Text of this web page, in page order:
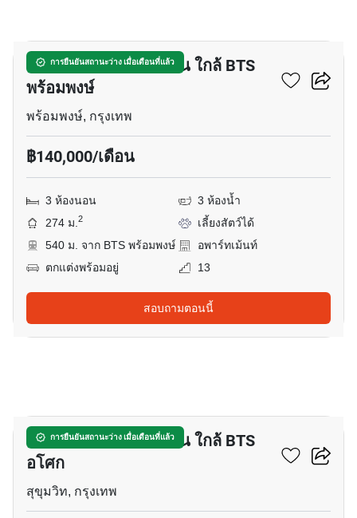
การยืนยันสถานะว่าง เมื่อเดือนที่แล้ว
อพาร์ทเมนต์ 3-ห้องนอน ใกล้ BTS
พร้อมพงษ์
พร้อมพงษ์, กรุงเทพ
฿140,000/เดือน
3 ห้องนอน
3 ห้องน้ำ
274 ม.2
เลี้ยงสัตว์ได้
540 ม. จาก BTS พร้อมพงษ์
อพาร์ทเม้นท์
ตกแต่งพร้อมอยู่
13
สอบถามตอนนี้
การยืนยันสถานะว่าง เมื่อเดือนที่แล้ว
อพาร์ทเมนต์ 1-ห้องนอน ใกล้ BTS
อโศก
สุขุมวิท, กรุงเทพ